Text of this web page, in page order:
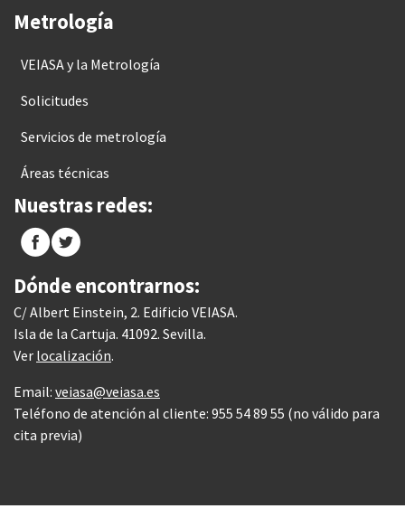
Metrología
VEIASA y la Metrología
Solicitudes
Servicios de metrología
Áreas técnicas
Nuestras redes:
Dónde encontrarnos:
C/ Albert Einstein, 2. Edificio VEIASA.
Isla de la Cartuja. 41092. Sevilla.
Ver localización.
Email: veiasa@veiasa.es
Teléfono de atención al cliente: 955 54 89 55 (no válido para
cita previa)